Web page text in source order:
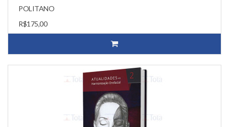
POLITANO
R$175,00